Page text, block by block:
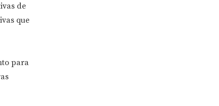
de
que
para